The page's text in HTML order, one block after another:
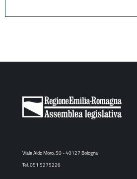
Viale Aldo Moro, 50 - 40127 Bologna
Tel. 051 5275226